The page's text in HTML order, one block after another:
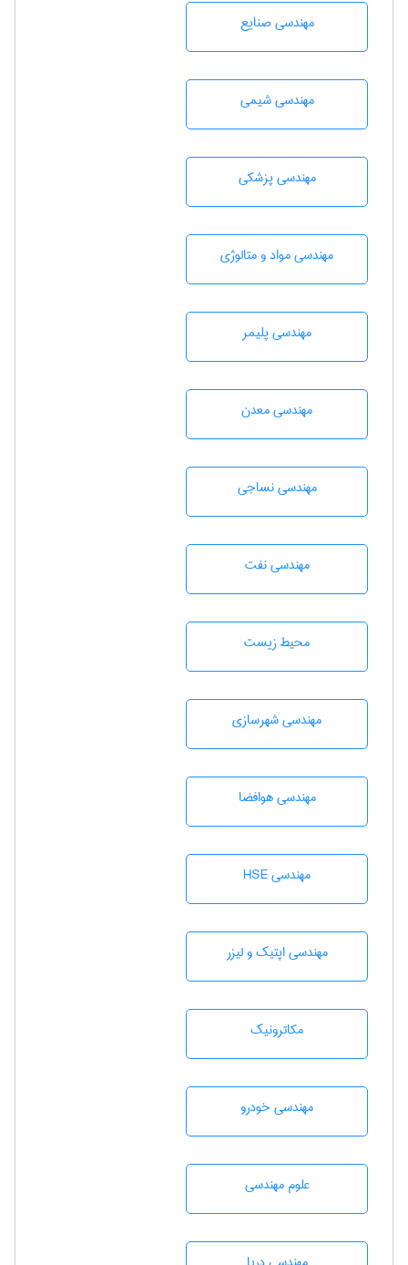
مهندسی صنايع
مهندسي شيمی
مهندسی پزشکی
مهندسی مواد و متالوژی
مهندسی پليمر
مهندسی معدن
مهندسي نساجی
مهندسی نفت
محيط زيست
مهندسی شهرسازی
مهندسی هوافضا
مهندسی HSE
مهندسی اپتیک و لیزر
مکاترونیک
مهندسی خودرو
علوم مهندسی